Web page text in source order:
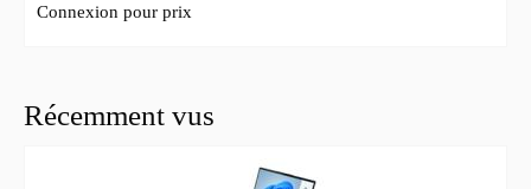
Connexion pour prix
Récemment vus